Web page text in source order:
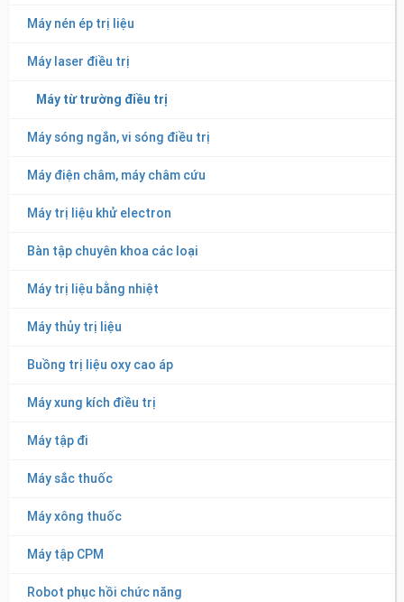
Máy nén ép trị liệu
Máy laser điều trị
Máy từ trường điều trị
Máy sóng ngắn, vi sóng điều trị
Máy điện châm, máy châm cứu
Máy trị liệu khử electron
Bàn tập chuyên khoa các loại
Máy trị liệu bằng nhiệt
Máy thủy trị liệu
Buồng trị liệu oxy cao áp
Máy xung kích điều trị
Máy tập đi
Máy sắc thuốc
Máy xông thuốc
Máy tập CPM
Robot phục hồi chức năng